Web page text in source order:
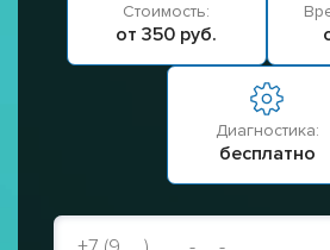
Стоимость:
от 350 руб.
Диагностика:
бесплатно